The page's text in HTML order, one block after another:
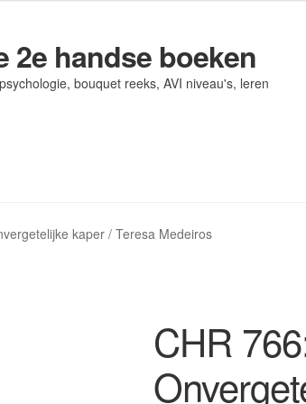
2e handse boeken
bouquet reeks, AVI niveau's, leren
kaper / Teresa Medeiros
CHR